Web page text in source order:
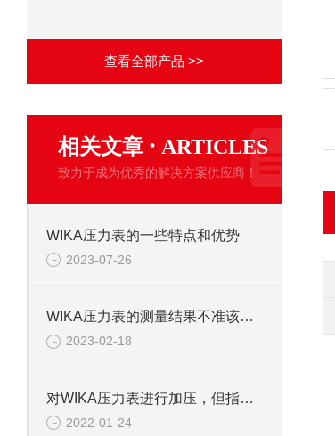
查看全部产品 >>
相关文章 · ARTICLES
致力于成为优秀的解决方案供应商！
WIKA压力表的一些特点和优势
2023-07-26
WIKA压力表的测量结果不准该怎么办
2023-02-18
对WIKA压力表进行加压，但指针不动是什么原因
2022-01-24